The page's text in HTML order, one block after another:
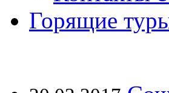
Горящие